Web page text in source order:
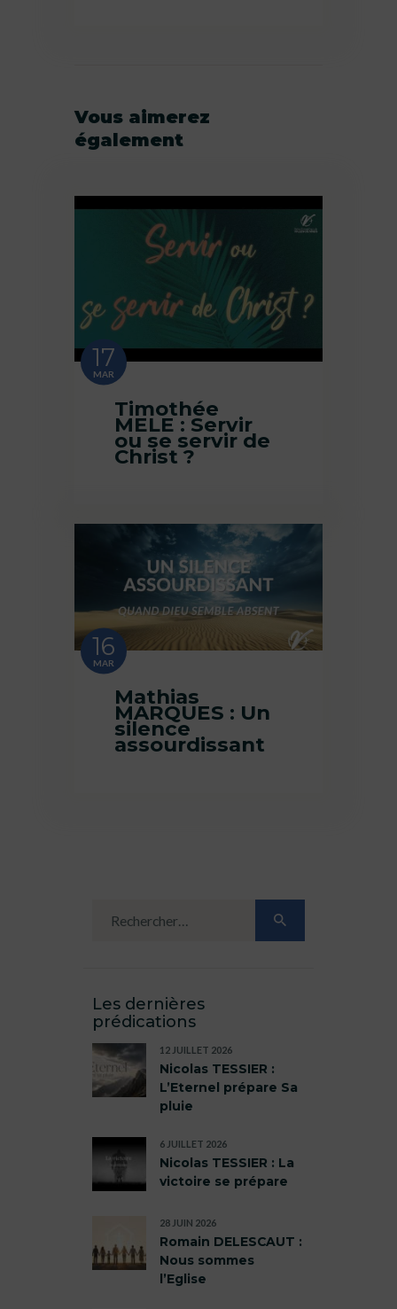
Vous aimerez
également
17
MAR
Timothée
MELE : Servir
ou se servir de
Christ ?
16
MAR
Mathias
MARQUES : Un
silence
assourdissant
Les dernières
prédications
Nicolas TESSIER :
L’Eternel prépare Sa
pluie
12 JUILLET 2026
Nicolas TESSIER : La
victoire se prépare
6 JUILLET 2026
Romain DELESCAUT :
Nous sommes
l’Eglise
28 JUIN 2026